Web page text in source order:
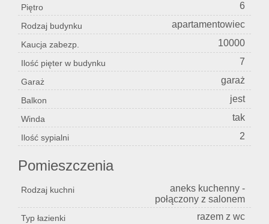
Piętro 6
Rodzaj budynku apartamentowiec
Kaucja zabezp. 10000
Ilość pięter w budynku 7
Garaż garaż
Balkon jest
Winda tak
Ilość sypialni 2
Pomieszczenia
Rodzaj kuchni
aneks kuchenny -
połączony z salonem
Typ łazienki razem z wc